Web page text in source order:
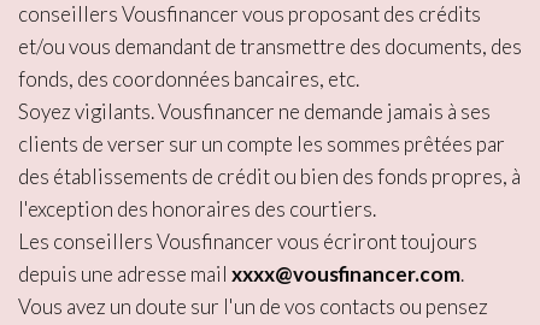
conseillers Vousfinancer vous proposant des crédits
et/ou vous demandant de transmettre des documents, des
fonds, des coordonnées bancaires, etc.
Soyez vigilants. Vousfinancer ne demande jamais à ses
clients de verser sur un compte les sommes prêtées par
des établissements de crédit ou bien des fonds propres, à
l'exception des honoraires des courtiers.
Les conseillers Vousfinancer vous écriront toujours
depuis une adresse mail xxxx@vousfinancer.com.
Vous avez un doute sur l'un de vos contacts ou pensez